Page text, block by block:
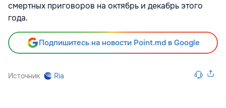
смертных приговоров на октябрь и декабрь этого
года.
Подпишитесь на новости Point.md в Google
Источник Ria